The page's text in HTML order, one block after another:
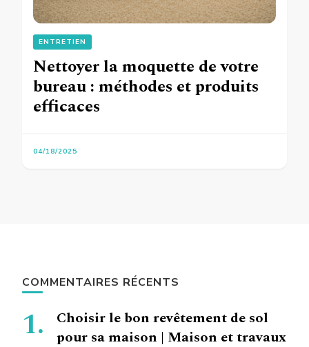
ENTRETIEN
Nettoyer la moquette de votre
bureau : méthodes et produits
efficaces
04/18/2025
COMMENTAIRES RÉCENTS
Choisir le bon revêtement de sol
pour sa maison | Maison et travaux